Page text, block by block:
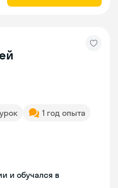
1 год опыта
и обучался в